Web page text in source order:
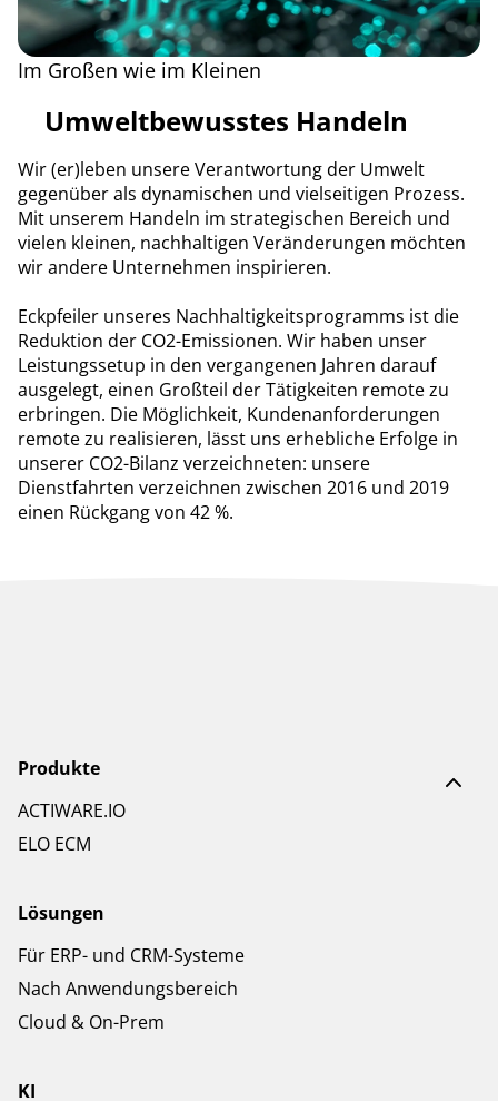
Im Großen wie im Kleinen
Umweltbewusstes Handeln
Wir (er)leben unsere Verantwortung der Umwelt
gegenüber als dynamischen und vielseitigen Prozess.
Mit unserem Handeln im strategischen Bereich und
vielen kleinen, nachhaltigen Veränderungen möchten
wir andere Unternehmen inspirieren.
Eckpfeiler unseres Nachhaltigkeitsprogramms ist die
Reduktion der CO2-Emissionen. Wir haben unser
Leistungssetup in den vergangenen Jahren darauf
ausgelegt, einen Großteil der Tätigkeiten remote zu
erbringen. Die Möglichkeit, Kundenanforderungen
remote zu realisieren, lässt uns erhebliche Erfolge in
unserer CO2-Bilanz verzeichneten: unsere
Dienstfahrten verzeichnen zwischen 2016 und 2019
einen Rückgang von 42 %.
Produkte
ACTIWARE.IO
ELO ECM
Lösungen
Für ERP- und CRM-Systeme
Nach Anwendungsbereich
Cloud & On-Prem
KI